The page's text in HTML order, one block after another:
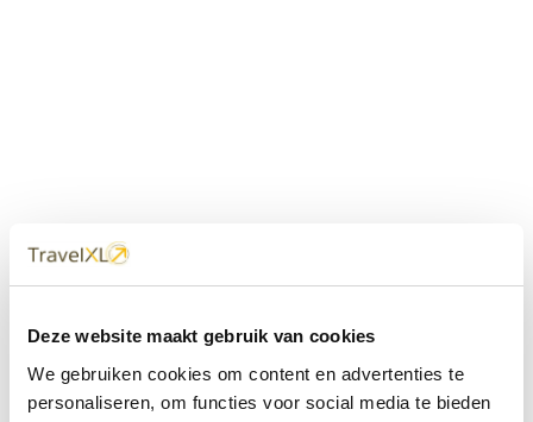
Deze website maakt gebruik van cookies
We gebruiken cookies om content en advertenties te
personaliseren, om functies voor social media te bieden
dichtbij
Met 60+ verkooppunten in Nederland en België staan wij
met onze XL Travelcenters, mobiele reisadviseurs van